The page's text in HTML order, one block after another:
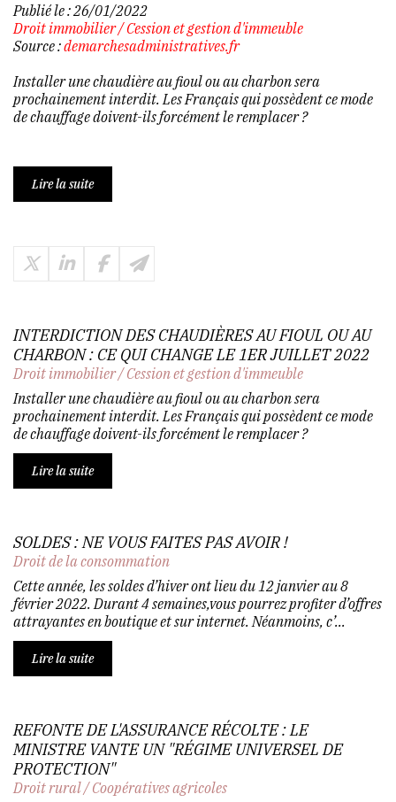
Publié le :26/01/2022
Droit immobilier/Cession et gestion d'immeuble
Source :demarchesadministratives.fr
Installer une chaudière au fioul ou au charbon sera
prochainement interdit. Les Français qui possèdent ce mode
de chauffage doivent-ils forcément le remplacer ?
Lire la suite
INTERDICTION DES CHAUDIÈRES AU FIOUL OU AU
CHARBON : CE QUI CHANGE LE 1ER JUILLET 2022
Droit immobilier/Cession et gestion d'immeuble
Installer une chaudière au fioul ou au charbon sera
prochainement interdit. Les Français qui possèdent ce mode
de chauffage doivent-ils forcément le remplacer ?
Lire la suite
SOLDES : NE VOUS FAITES PAS AVOIR !
Droit de la consommation
Cette année, les soldes d’hiver ont lieu du 12 janvier au 8
février 2022. Durant 4 semaines,vous pourrez profiter d’offres
attrayantes en boutique et sur internet. Néanmoins, c’...
Lire la suite
REFONTE DE L'ASSURANCE RÉCOLTE : LE
MINISTRE VANTE UN "RÉGIME UNIVERSEL DE
PROTECTION"
Droit rural/Coopératives agricoles